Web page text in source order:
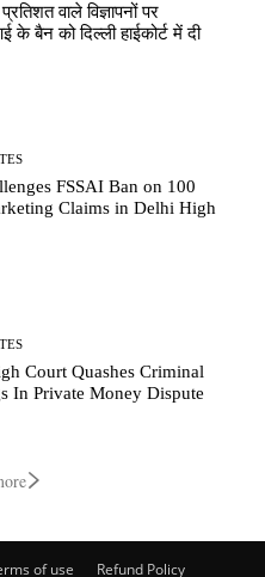
वाले विज्ञापनों पर
बैन को दिल्ली हाईकोर्ट में दी
FSSAI Ban on 100
Claims in Delhi High
Court Quashes Criminal
In Private Money Dispute
of use Refund Policy